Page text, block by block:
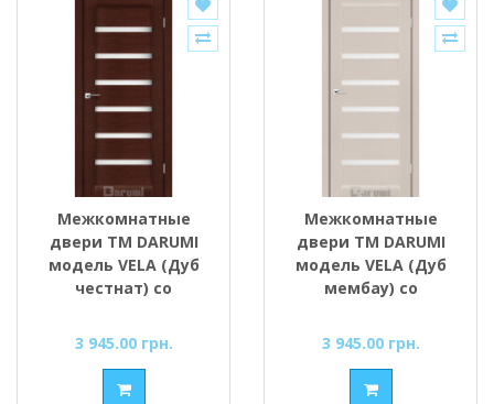
Межкомнатные
двери ТМ DARUMI
модель VELA (Дуб
честнат) со
3 945.00 грн.
Межкомнатные
двери ТМ DARUMI
модель VELA (Дуб
мембау) со
3 945.00 грн.